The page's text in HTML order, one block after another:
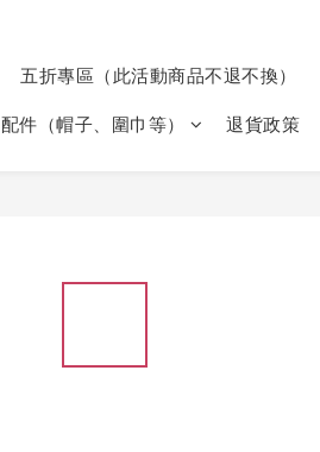
五折專區（此活動商品不退不換）
配件（帽子、圍巾等） 退貨政策